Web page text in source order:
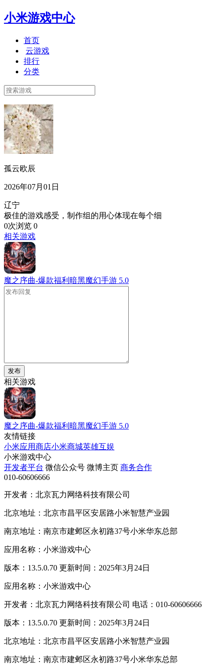
小米游戏中心
首页
云游戏
排行
分类
孤云欧辰
2026年07月01日
辽宁
极佳的游戏感受，制作组的用心体现在每个细
0次浏览 0
相关游戏
魔之序曲-爆款福利暗黑魔幻手游 5.0
发布
相关游戏
魔之序曲-爆款福利暗黑魔幻手游 5.0
友情链接
小米应用商店小米商城英雄互娱
小米游戏中心
开发者平台 微信公众号 微博主页 商务合作
010-60606666
开发者：北京瓦力网络科技有限公司
北京地址：北京市昌平区安居路小米智慧产业园
南京地址：南京市建邺区永初路37号小米华东总部
应用名称：小米游戏中心
版本：13.5.0.70 更新时间：2025年3月24日
应用名称：小米游戏中心
开发者：北京瓦力网络科技有限公司 电话：010-60606666
版本：13.5.0.70 更新时间：2025年3月24日
北京地址：北京市昌平区安居路小米智慧产业园
南京地址：南京市建邺区永初路37号小米华东总部